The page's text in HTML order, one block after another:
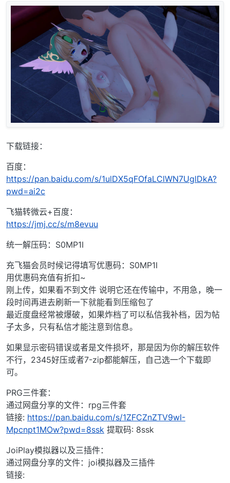
下载链接：
百度：
https://pan.baidu.com/s/1ulDX5qFOfaLClWN7UglDkA?
pwd=ai2c
飞猫转微云+百度：
https://jmj.cc/s/m8evuu
统一解压码：S0MP1I
充飞猫会员时候记得填写优惠码：S0MP1I
用优惠码充值有折扣~
刚上传，如果看不到文件 说明它还在传输中，不用急，晚一
段时间再进去刷新一下就能看到压缩包了
最近度盘经常被爆破，如果炸档了可以私信我补档，因为帖
子太多，只有私信才能注意到信息。
如果显示密码错误或者是文件损坏，那是因为你的解压软件
不行，2345好压或者7-zip都能解压，自己选一个下载即
可。
PRG三件套：
通过网盘分享的文件：rpg三件套
链接: https://pan.baidu.com/s/1ZFCZnZTV9wI-
Mpcnpt1MOw?pwd=8ssk 提取码: 8ssk
JoiPlay模拟器以及三插件：
通过网盘分享的文件：joi模拟器及三插件
链接: